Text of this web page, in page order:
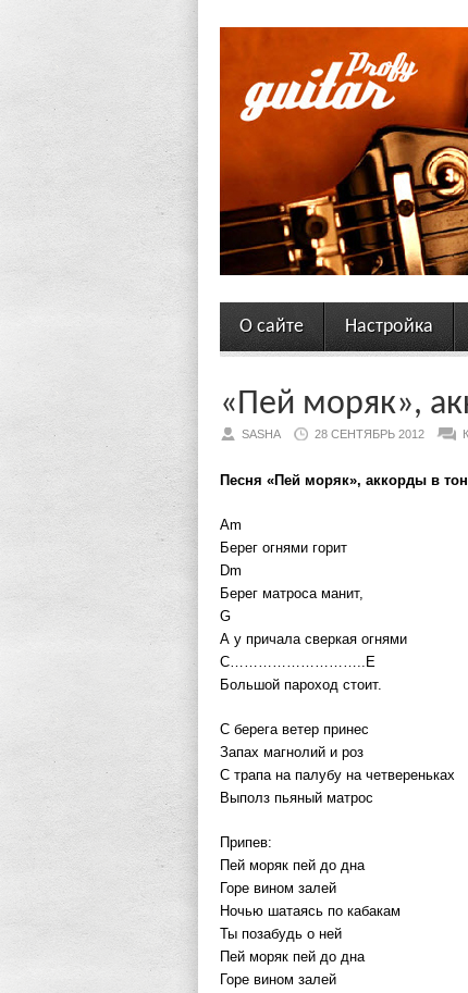
О сайте Настройка
«Пей моряк»,
SASHA 28 СЕНТЯБРЬ 2012
Песня «Пей моряк», аккорды в
Am
Берег огнями горит
Dm
Берег матроса манит,
G
А у причала сверкая огнями
C………………………..E
Большой пароход стоит.
С берега ветер принес
Запах магнолий и роз
С трапа на палубу на четвереньках
Выполз пьяный матрос
Припев:
Пей моряк пей до дна
Горе вином залей
Ночью шатаясь по кабакам
Ты позабудь о ней
Пей моряк пей до дна
Горе вином залей